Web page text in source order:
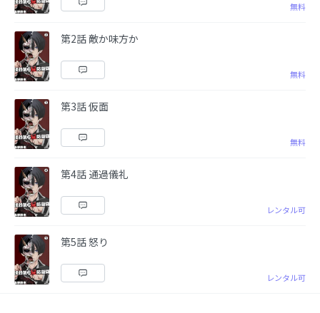
無料
第2話 敵か味方か
無料
第3話 仮面
無料
第4話 通過儀礼
レンタル可
第5話 怒り
レンタル可